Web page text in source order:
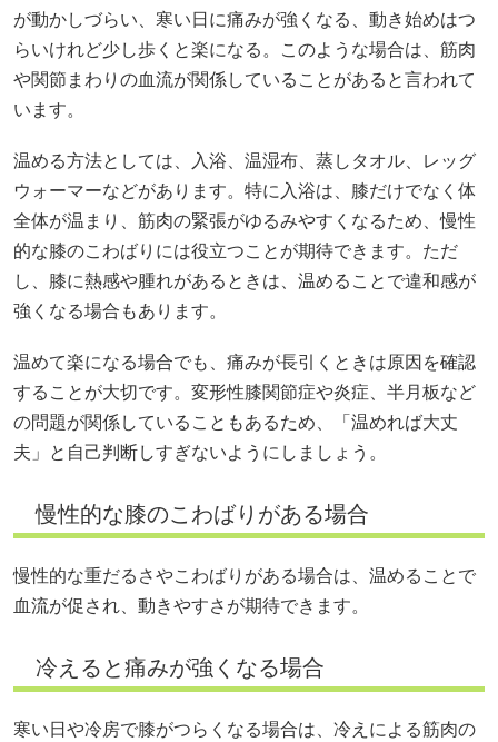
が動かしづらい、寒い日に痛みが強くなる、動き始めはつ
らいけれど少し歩くと楽になる。このような場合は、筋肉
や関節まわりの血流が関係していることがあると言われて
います。
温める方法としては、入浴、温湿布、蒸しタオル、レッグ
ウォーマーなどがあります。特に入浴は、膝だけでなく体
全体が温まり、筋肉の緊張がゆるみやすくなるため、慢性
的な膝のこわばりには役立つことが期待できます。ただ
し、膝に熱感や腫れがあるときは、温めることで違和感が
強くなる場合もあります。
温めて楽になる場合でも、痛みが長引くときは原因を確認
することが大切です。変形性膝関節症や炎症、半月板など
の問題が関係していることもあるため、「温めれば大丈
夫」と自己判断しすぎないようにしましょう。
慢性的な膝のこわばりがある場合
慢性的な重だるさやこわばりがある場合は、温めることで
血流が促され、動きやすさが期待できます。
冷えると痛みが強くなる場合
寒い日や冷房で膝がつらくなる場合は、冷えによる筋肉の